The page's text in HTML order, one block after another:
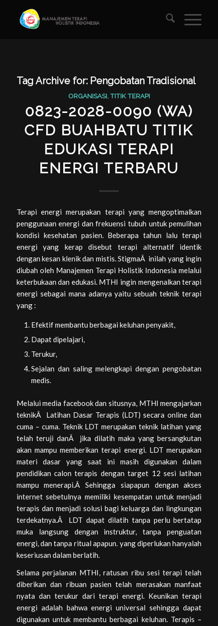
Tag Archive for: Pengobatan Tradisional
ORGANISASI, TITIK TERAPI
0823-2028-0090 (WA)
CFD BUAHBATU TITIK
EDUKASI TERAPI
ENERGI TERBARU
Terapi energi merupakan terapi yang mengoptimalkan
penggunaan energi dan frekuensi tubuh untuk pemulihan
kondisi kesehatan pasien. Beberapa tahun lalu terapi
energi yang kerap disebut terapi alternatif identik
dengan kesan klenik dan mistis. StigmaÂ inilah yang ingin
diubah oleh Manajemen Terapi Holistik Indonesia melalui
keterbukaan dan edukasi. MTHI ingin mengenalkan terapi
energi sebagai mana adanya yaitu sebuah teknik terapi
yang :
Efektif membantu berbagai keluhan penyakit,
Dapat dipelajari,
Terukur,
Sejalan dan saling melengkapi dengan pengobatan
medis.
Melalui media facebook dan situsnya, MTHI mengajarkan
teknikÂ Latihan Dasar Terapis (LDT) secara online dan
cuma – cuma. Teknik LDT merupakan teknik latihan yang
telah teruji danÂ jika dilatih maka yang bersangkutan
akan mampu memberikan terapi energi. LDT merupakan
materi dasar yang saat ini masih digunakan dalam
pendidikan calon terapis dengan target 12 sesi latihan
mampu menerapi.Â Sehingga siapapun dengan akses
internet sebetulnya memiliki kesempatan untuk menjadi
terapis dan menjadi solusi bagi keluarga dan lingkungan
terdekatnya.Â LDT dapat dilatih tanpa perlu bertatap
muka langsung dengan instruktur, tanpa penguatan
energi, dan tanpa ritual apapun. yang diperlukan hanyalah
keseriusan dalam berlatih.
Selama perjalanan MTHI, ratusan ribu sesi terapi telah
diberikan dan ribuan pasien telah merasakan manfaat
nyata dan terukur dari terapi energi. Keunikan terapi
energi adalah bahwa energi universal sehingga dapat
digunakan untuk membantu berbagai keluhan. Terapis –